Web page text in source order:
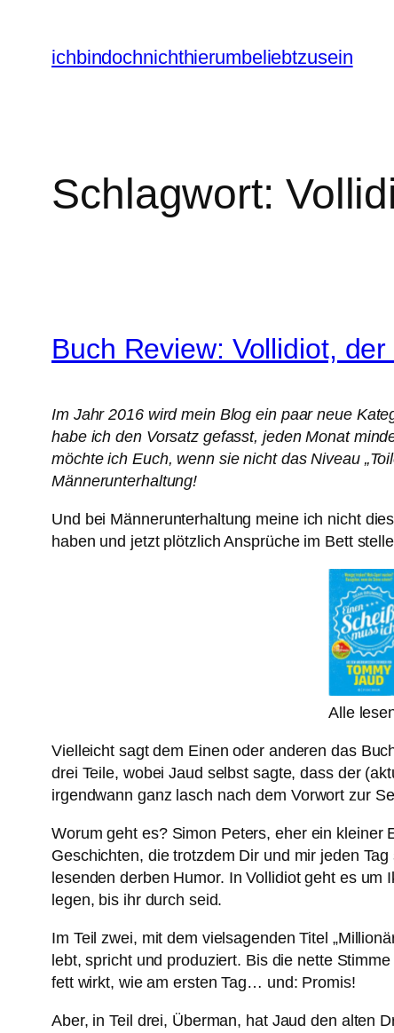
Inhalt
springen
ichbindochnichthierumbeliebtzusein
Schlagwort:
Buch Review: Vollidiot,
Im Jahr 2016 wird mein Blog ein paar neue
habe ich den Vorsatz gefasst, jeden Monat
möchte ich Euch, wenn sie nicht das Niveau
Männerunterhaltung!
Und bei Männerunterhaltung meine ich nicht
haben und jetzt plötzlich Ansprüche im Bett
Alle
Vielleicht sagt dem Einen oder anderen das
drei Teile, wobei Jaud selbst sagte, dass der
irgendwann ganz lasch nach dem Vorwort zur
Worum geht es? Simon Peters, eher ein kleiner
Geschichten, die trotzdem Dir und mir jeden
lesenden derben Humor. In Vollidiot geht es
legen, bis ihr durch seid.
Im Teil zwei, mit dem vielsagenden Titel
lebt, spricht und produziert. Bis die nette
fett wirkt, wie am ersten Tag… und: Promis!
Aber, in Teil drei, Überman, hat Jaud den alten